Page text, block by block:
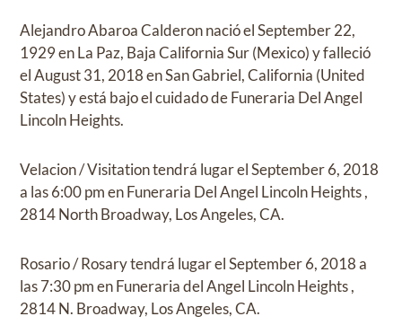
Alejandro Abaroa Calderonnació elSeptember 22,
1929 en La Paz, Baja California Sur (Mexico)yfalleció
elAugust 31, 2018 en San Gabriel, California (United
States)yestá bajo el cuidado deFuneraria Del Angel
Lincoln Heights.
Velacion / Visitationtendrá lugar elSeptember 6, 2018
a las6:00 pmenFuneraria Del Angel Lincoln Heights,
2814 North Broadway, Los Angeles, CA.
Rosario / Rosarytendrá lugar elSeptember 6, 2018a
las7:30 pmenFuneraria del Angel Lincoln Heights,
2814 N. Broadway, Los Angeles, CA.